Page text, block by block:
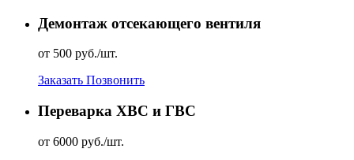
Демонтаж отсекающего вентиля
от 500 руб./шт.
Заказать Позвонить
Переварка ХВС и ГВС
от 6000 руб./шт.